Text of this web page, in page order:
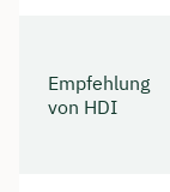
Empfehlung
von HDI